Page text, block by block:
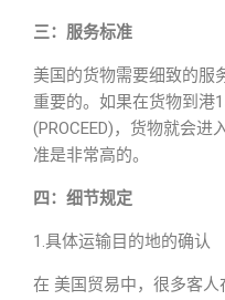
三：服务标准
美国的货物需要细致的服
重要的。如果在货物到港
(PROCEED)，货物就会进
准是非常高的。
四：细节规定
1.具体运输目的地的确认
在 美国贸易中，很多客人